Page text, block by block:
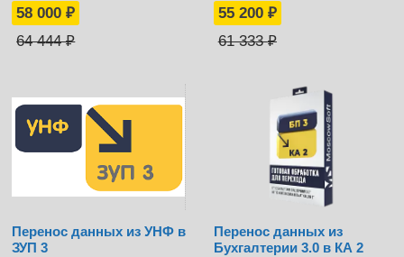
58 000₽
64 444₽
55 200 ₽
61 333₽
Перенос данных из УНФ в
ЗУП 3
Перенос данных из
Бухгалтерии 3.0 в КА 2